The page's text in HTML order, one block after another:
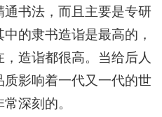
书法，而且主要是专研
的隶书造诣是最高的，
造诣都很高。当给后人
影响着一代又一代的世
深刻的。